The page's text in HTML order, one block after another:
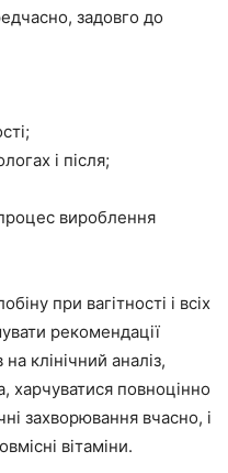
задовго до
і після;
вироблення
при вагітності і всіх
рекомендації
клінічний аналіз,
харчуватися повноцінно
захворювання вчасно, і
вітаміни.